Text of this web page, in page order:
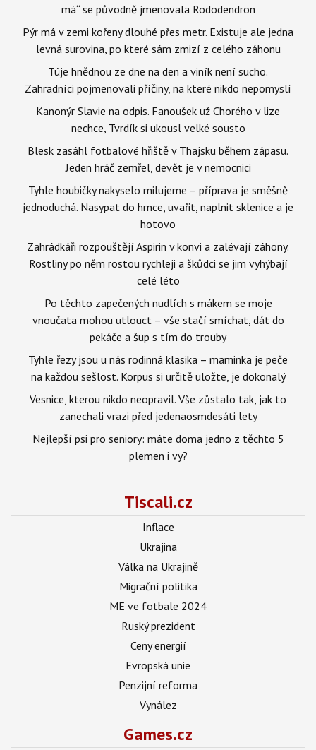
má“ se původně jmenovala Rododendron
Pýr má v zemi kořeny dlouhé přes metr. Existuje ale jedna
levná surovina, po které sám zmizí z celého záhonu
Túje hnědnou ze dne na den a viník není sucho.
Zahradníci pojmenovali příčiny, na které nikdo nepomyslí
Kanonýr Slavie na odpis. Fanoušek už Chorého v lize
nechce, Tvrdík si ukousl velké sousto
Blesk zasáhl fotbalové hřiště v Thajsku během zápasu.
Jeden hráč zemřel, devět je v nemocnici
Tyhle houbičky nakyselo milujeme – příprava je směšně
jednoduchá. Nasypat do hrnce, uvařit, naplnit sklenice a je
hotovo
Zahrádkáři rozpouštějí Aspirin v konvi a zalévají záhony.
Rostliny po něm rostou rychleji a škůdci se jim vyhýbají
celé léto
Po těchto zapečených nudlích s mákem se moje
vnoučata mohou utlouct – vše stačí smíchat, dát do
pekáče a šup s tím do trouby
Tyhle řezy jsou u nás rodinná klasika – maminka je peče
na každou sešlost. Korpus si určitě uložte, je dokonalý
Vesnice, kterou nikdo neopravil. Vše zůstalo tak, jak to
zanechali vrazi před jedenaosmdesáti lety
Nejlepší psi pro seniory: máte doma jedno z těchto 5
plemen i vy?
Tiscali.cz
Inflace
Ukrajina
Válka na Ukrajině
Migrační politika
ME ve fotbale 2024
Ruský prezident
Ceny energií
Evropská unie
Penzijní reforma
Vynález
Games.cz